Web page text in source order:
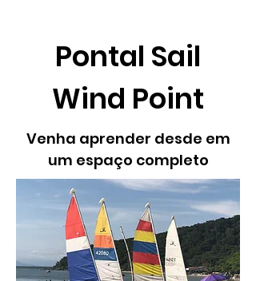
Pontal Sail
Wind Point
Venha aprender desde em
um espaço completo